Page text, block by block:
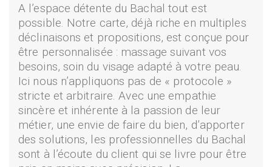
A l’espace détente du Bachal tout est
possible. Notre carte, déjà riche en multiples
déclinaisons et propositions, est conçue pour
être personnalisée : massage suivant vos
besoins, soin du visage adapté à votre peau.
Ici nous n’appliquons pas de « protocole »
stricte et arbitraire. Avec une empathie
sincère et inhérente à la passion de leur
métier, une envie de faire du bien, d’apporter
des solutions, les professionnelles du Bachal
sont à l’écoute du client qui se livre pour être